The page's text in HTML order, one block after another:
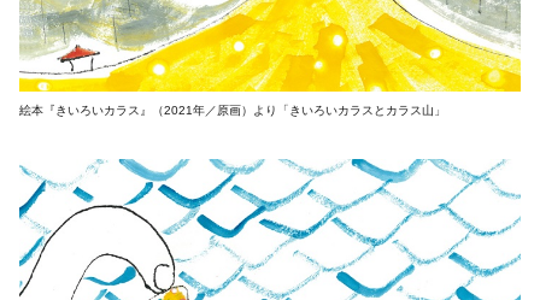
絵本『きいろいカラス』（2021年／原画）より「きいろいカラスとカラス山」